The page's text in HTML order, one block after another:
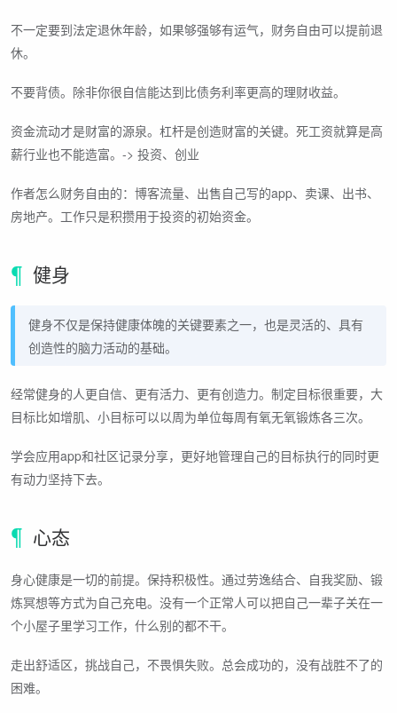
不一定要到法定退休年龄，如果够强够有运气，财务自由可以提前退
休。
不要背债。除非你很自信能达到比债务利率更高的理财收益。
资金流动才是财富的源泉。杠杆是创造财富的关键。死工资就算是高
薪行业也不能造富。-> 投资、创业
作者怎么财务自由的：博客流量、出售自己写的app、卖课、出书、
房地产。工作只是积攒用于投资的初始资金。
健身
健身不仅是保持健康体魄的关键要素之一，也是灵活的、具有
创造性的脑力活动的基础。
经常健身的人更自信、更有活力、更有创造力。制定目标很重要，大
目标比如增肌、小目标可以以周为单位每周有氧无氧锻炼各三次。
学会应用app和社区记录分享，更好地管理自己的目标执行的同时更
有动力坚持下去。
心态
身心健康是一切的前提。保持积极性。通过劳逸结合、自我奖励、锻
炼冥想等方式为自己充电。没有一个正常人可以把自己一辈子关在一
个小屋子里学习工作，什么别的都不干。
走出舒适区，挑战自己，不畏惧失败。总会成功的，没有战胜不了的
困难。